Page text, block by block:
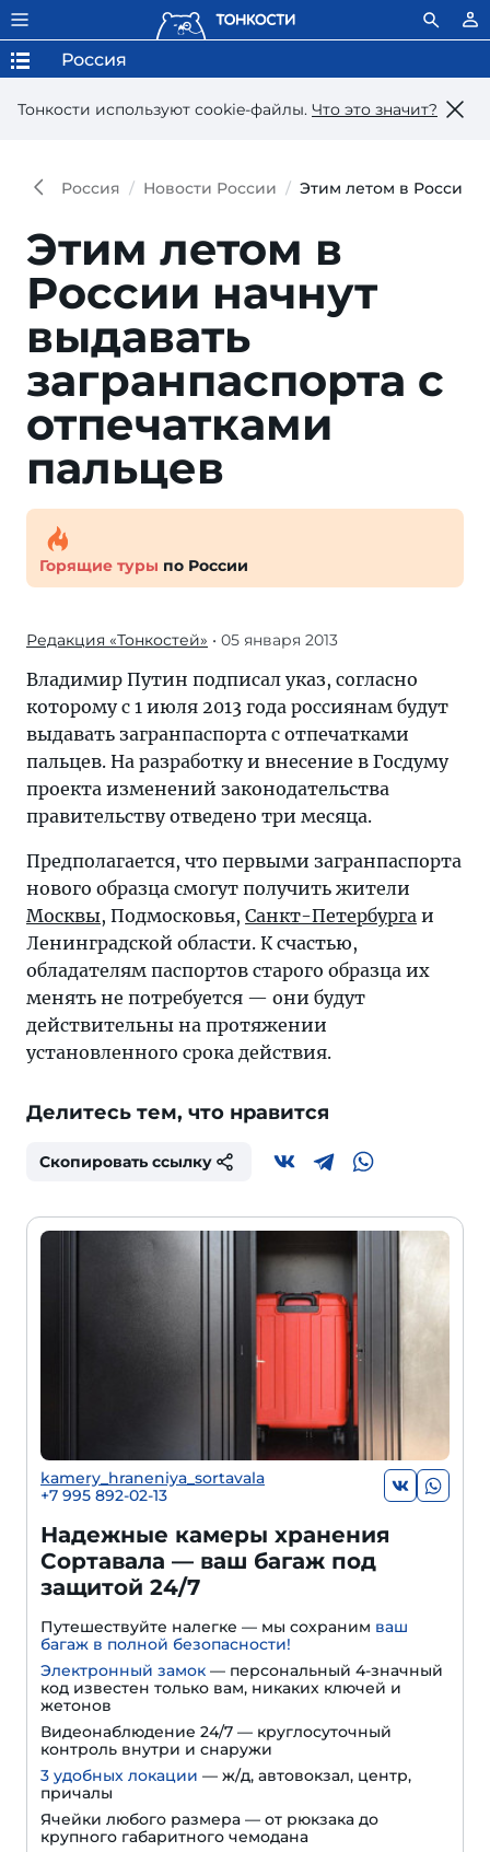
Тонкости используют сookie-файлы. Что это значит?
Россия
Россия Новости России Этим летом в России
Этим летом в
России начнут
выдавать
загранпаспорта с
отпечатками
пальцев
Горящие туры по России
Редакция «Тонкостей» • 05 января 2013
Владимир Путин подписал указ, согласно
которому с 1 июля 2013 года россиянам будут
выдавать загранпаспорта с отпечатками
пальцев. На разработку и внесение в Госдуму
проекта изменений законодательства
правительству отведено три месяца.
Предполагается, что первыми загранпаспорта
нового образца смогут получить жители
Москвы, Подмосковья, Санкт-Петербурга и
Ленинградской области. К счастью,
обладателям паспортов старого образца их
менять не потребуется — они будут
действительны на протяжении
установленного срока действия.
Делитесь тем, что нравится
Скопировать ссылку
kamery_hraneniya_sortavala
+7 995 892-02-13
Надежные камеры хранения
Сортавала — ваш багаж под
защитой 24/7
Путешествуйте налегке — мы сохраним ваш
багаж в полной безопасности!
Электронный замок — персональный 4-значный
код известен только вам, никаких ключей и
жетонов
Видеонаблюдение 24/7 — круглосуточный
контроль внутри и снаружи
3 удобных локации — ж/д, автовокзал, центр,
причалы
Ячейки любого размера — от рюкзака до
крупного габаритного чемодана